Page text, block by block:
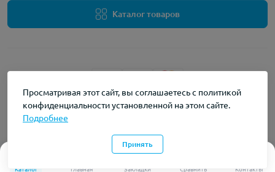
Каталог Главная Закладки
0
Сравнить Контакты
Каталог товаров
Работает наOpenCart "Русская сборка"
Просматривая этот сайт, вы соглашаетесь с политикой
конфиденциальности установленной на этом сайте.
Подробнее
Принять